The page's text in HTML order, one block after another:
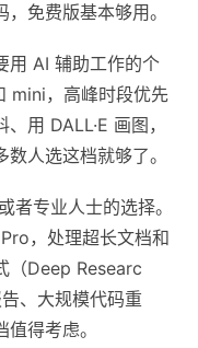
免费版基本够用。
AI 辅助工作的个
mini，高峰时段优先
用 DALL·E 画图，
人选这档就够了。
专业人士的选择。
，处理超长文档和
（Deep Researc
、大规模代码重
得考虑。